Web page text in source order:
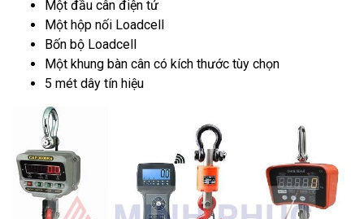
Một đầu cân điện tử
Một hộp nối Loadcell
Bốn bộ Loadcell
Một khung bàn cân có kích thước tùy chọn
5 mét dây tín hiệu